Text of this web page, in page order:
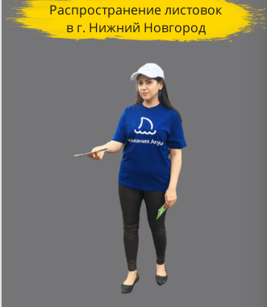
Распространение листовок
в г. Нижний Новгород